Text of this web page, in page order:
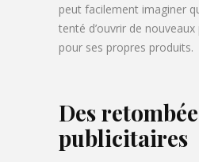
peut facilement imaginer
tenté d’ouvrir de
pour ses propres produits.
Des
publicitaires